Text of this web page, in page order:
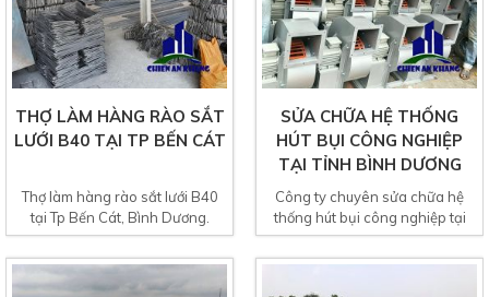
THỢ LÀM HÀNG RÀO SẮT
LƯỚI B40 TẠI TP BẾN CÁT
Thợ làm hàng rào sắt lưới B40
tại Tp Bến Cát, Bình Dương.
Công ty chuyên nhận thi...
SỬA CHỮA HỆ THỐNG
HÚT BỤI CÔNG NGHIỆP
TẠI TỈNH BÌNH DƯƠNG
Công ty chuyên sửa chữa hệ
thống hút bụi công nghiệp tại
tỉnh bình dương. Là...